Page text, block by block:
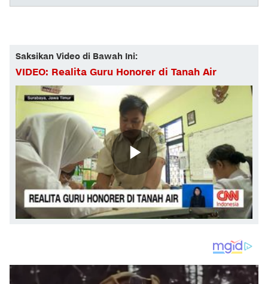
Saksikan Video di Bawah Ini:
VIDEO: Realita Guru Honorer di Tanah Air